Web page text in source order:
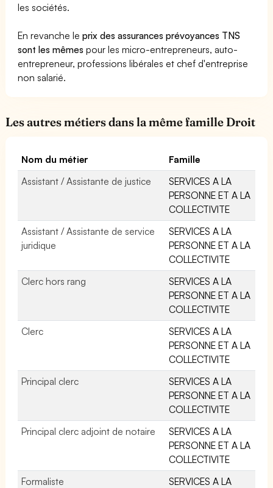
les sociétés.
En revanche leprix des assurances prévoyances TNS
sont les mêmes pour les micro-entrepreneurs, auto-
entrepreneur, professions libérales et chef d'entreprise
non salarié.
Les autres métiers dans la même famille Droit
Nom du métier
Famille
Assistant / Assistante de justice
SERVICES A LA
PERSONNE ET A LA
COLLECTIVITE
Assistant / Assistante de service
juridique
SERVICES A LA
PERSONNE ET A LA
COLLECTIVITE
Clerc hors rang
SERVICES A LA
PERSONNE ET A LA
COLLECTIVITE
Clerc
SERVICES A LA
PERSONNE ET A LA
COLLECTIVITE
Principal clerc
SERVICES A LA
PERSONNE ET A LA
COLLECTIVITE
Principal clerc adjoint de notaire
SERVICES A LA
PERSONNE ET A LA
COLLECTIVITE
Formaliste
SERVICES A LA